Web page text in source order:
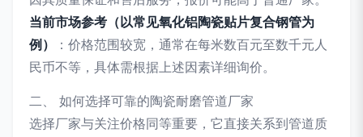
当前市场参考（以常见氧化铝陶瓷贴片复合钢管为
例）
：价格范围较宽，通常在每米数百元至数千元人
民币不等，具体需根据上述因素详细询价。
二、 如何选择可靠的陶瓷耐磨管道厂家
选择厂家与关注价格同等重要，它直接关系到管道质